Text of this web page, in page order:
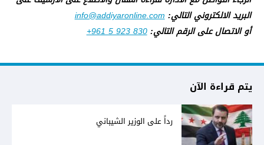
البريد الالكتروني التالي:info@addiyaronline.com
أو الاتصال على الرقم التالي:+961 5 923 830
يتم قراءة الآن
رداً على الوزير الشيباني